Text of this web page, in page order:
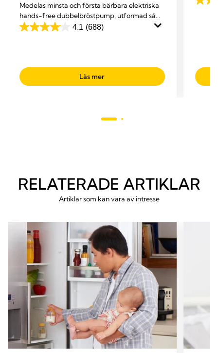
Medelas minsta och första bärbara elektriska
hands-free dubbelbröstpump, utformad så
att du kan fortsätta med andra sysslor medan
4.1 (688)
4.1
stjärnor.
688
Läs mer
4.2
RELATERADE ARTIKLAR
Artiklar som kan vara av intresse